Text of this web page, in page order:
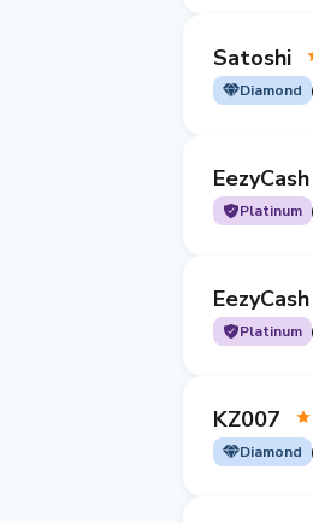
Satoshi
Diamond
EezyCash
Platinum
EezyCash
Platinum
KZ007
Diamond